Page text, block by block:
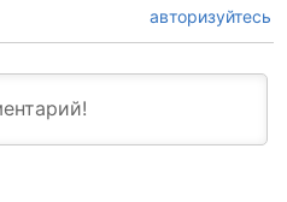
авторизуйтесь